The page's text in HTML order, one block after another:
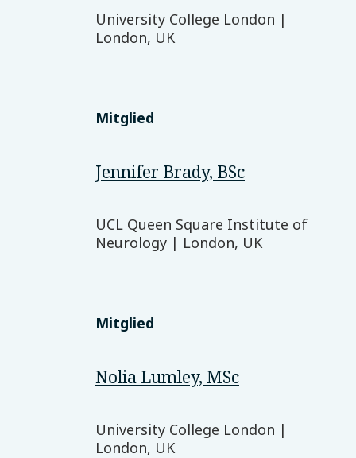
University College London |
London, UK
Mitglied
Jennifer Brady, BSc
UCL Queen Square Institute of
Neurology | London, UK
Mitglied
Nolia Lumley, MSc
University College London |
London, UK